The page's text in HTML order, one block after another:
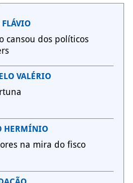
cansou dos políticos
VALÉRIO
HERMÍNIO
na mira do fisco